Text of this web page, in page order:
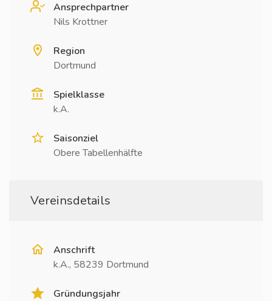
Ansprechpartner
Nils Krottner
Region
Dortmund
Spielklasse
k.A.
Saisonziel
Obere Tabellenhälfte
Vereinsdetails
Anschrift
k.A., 58239 Dortmund
Gründungsjahr